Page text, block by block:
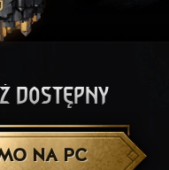
DOSTĘPNY
NA PC